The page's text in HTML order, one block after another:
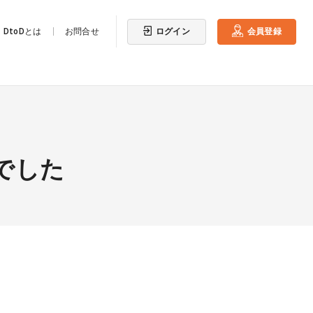
DtoDとは お問合せ ログイン 会員登録
した